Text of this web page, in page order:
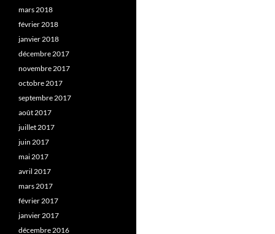
mars 2018
février 2018
janvier 2018
décembre 2017
novembre 2017
octobre 2017
septembre 2017
août 2017
juillet 2017
juin 2017
mai 2017
avril 2017
mars 2017
février 2017
janvier 2017
décembre 2016